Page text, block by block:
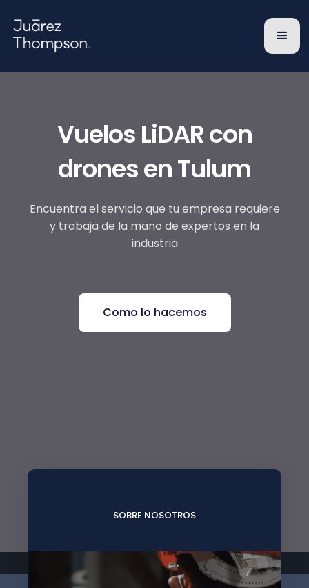
Vuelos LiDAR con
drones en Tulum
Encuentra el servicio que tu empresa requiere
y trabaja de la mano de expertos en la
industria
Como lo hacemos
SOBRE NOSOTROS